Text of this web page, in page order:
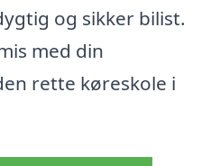
og sikker bilist.
med din
rette køreskole i